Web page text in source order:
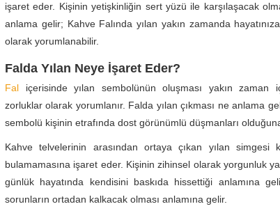
işaret eder. Kişinin yetişkinliğin sert yüzü ile karşılaşacak
anlama gelir; Kahve Falında yılan yakın zamanda
olarak yorumlanabilir.
Falda Yılan Neye İşaret Eder?
Fal içerisinde yılan sembolünün oluşması yakın zaman
zorluklar olarak yorumlanır. Falda yılan çıkması ne anlama
sembolü kişinin etrafında dost görünümlü düşmanları
Kahve telvelerinin arasından ortaya çıkan yılan simgesi
bulamamasına işaret eder. Kişinin zihinsel olarak yorgunluk
günlük hayatında kendisini baskıda hissettiği anlamına
sorunların ortadan kalkacak olması anlamına gelir.